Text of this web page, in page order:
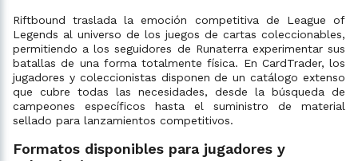
Riftbound traslada la emoción competitiva de League of
Legends al universo de los juegos de cartas coleccionables,
permitiendo a los seguidores de Runaterra experimentar sus
batallas de una forma totalmente física. En CardTrader, los
jugadores y coleccionistas disponen de un catálogo extenso
que cubre todas las necesidades, desde la búsqueda de
campeones específicos hasta el suministro de material
sellado para lanzamientos competitivos.
Formatos disponibles para jugadores y